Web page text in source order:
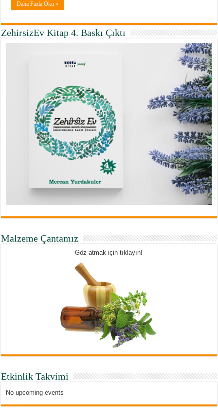
Daha Fazla Oku »
ZehirsizEv Kitap 4. Baskı Çıktı
Malzeme Çantamız
Göz atmak için tıklayın!
Etkinlik Takvimi
No upcoming events